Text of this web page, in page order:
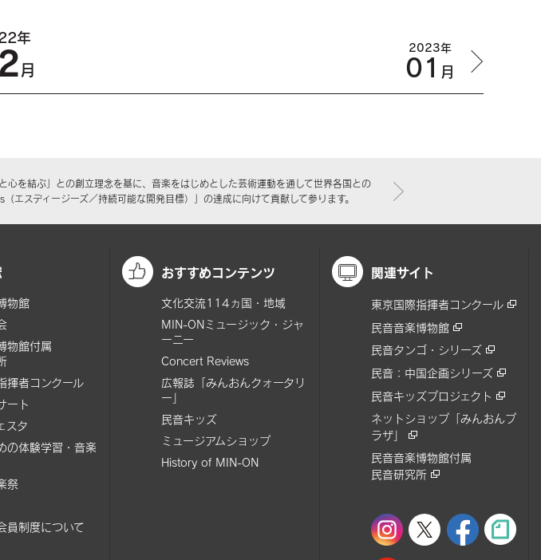
年
月
2023年
01 月
心を結ぶ」との創立理念を基に、音楽をはじめとした芸術運動を通して世界各国との
エスディージーズ／持続可能な開発目標）」の達成に向けて貢献して参ります。
物館
物館付属
揮者コンクール
ート
スタ
の体験学習・音楽
祭
員制度について
おすすめコンテンツ
文化交流114ヵ国・地域
MIN-ONミュージック・ジャ
ーニー
Concert Reviews
広報誌「みんおんクォータリ
ー」
民音キッズ
ミュージアムショップ
History of MIN-ON
関連サイト
東京国際指揮者コンクール
民音音楽博物館
民音タンゴ・シリーズ
民音：中国企画シリーズ
民音キッズプロジェクト
ネットショップ「みんおんプ
ラザ」
民音音楽博物館付属
民音研究所